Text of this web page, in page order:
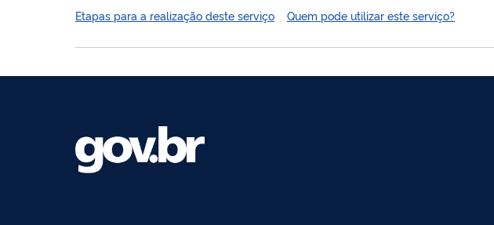
Etapas para a realização deste serviço Quem pode utilizar este serviço?